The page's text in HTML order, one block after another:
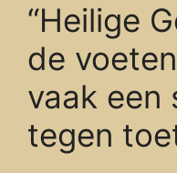
“Heilige
de
vaak een
tegen